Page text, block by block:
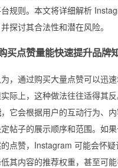
规则。本文将详细解析
探讨其合法性和潜在风险。
买点赞量能快速提升品牌
，通过购买大量点赞可以迅
际上，这种做法往往适得其反
，它会根据用户的互动行为、
帖子的展示顺序和范围。如
点赞，Instagram 可能会怀
其内容的推荐权重，甚至可能